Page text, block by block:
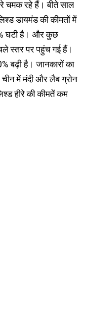
चमक रहे हैं। बीते साल
डायमंड की कीमतों में
घटी है। और कुछ
स्तर पर पहुंच गई हैं।
बढ़ी है। जानकारों का
में मंदी और लैब ग्रोन
हीरे की कीमतें कम